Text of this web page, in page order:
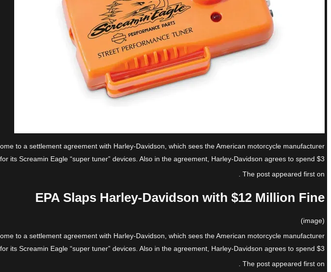
to a settlement agreement with Harley-Davidson, which sees the American motorcycle manufacturer
its Screamin Eagle “super tuner” devices. Also in the agreement, Harley-Davidson agrees to spend $3 […]
The post appeared first on .
EPA Slaps Harley-Davidson with $12 Million Fine
(image)
to a settlement agreement with Harley-Davidson, which sees the American motorcycle manufacturer
its Screamin Eagle “super tuner” devices. Also in the agreement, Harley-Davidson agrees to spend $3 […]
The post appeared first on .